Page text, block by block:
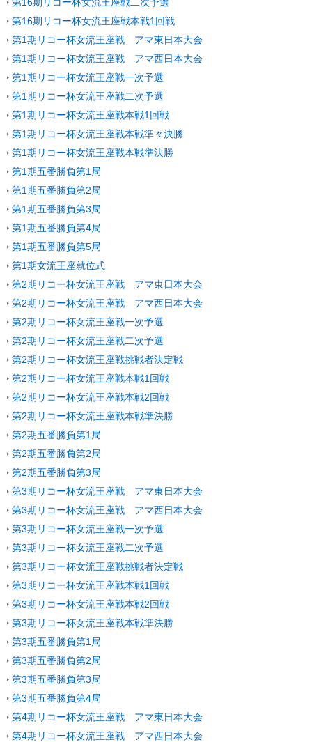
第16期リコー杯女流王座戦本戦1回戦
第1期リコー杯女流王座戦 アマ東日本大会
第1期リコー杯女流王座戦 アマ西日本大会
第1期リコー杯女流王座戦一次予選
第1期リコー杯女流王座戦二次予選
第1期リコー杯女流王座戦本戦1回戦
第1期リコー杯女流王座戦本戦準々決勝
第1期リコー杯女流王座戦本戦準決勝
第1期五番勝負第1局
第1期五番勝負第2局
第1期五番勝負第3局
第1期五番勝負第4局
第1期五番勝負第5局
第1期女流王座就位式
第2期リコー杯女流王座戦 アマ東日本大会
第2期リコー杯女流王座戦 アマ西日本大会
第2期リコー杯女流王座戦一次予選
第2期リコー杯女流王座戦二次予選
第2期リコー杯女流王座戦挑戦者決定戦
第2期リコー杯女流王座戦本戦1回戦
第2期リコー杯女流王座戦本戦2回戦
第2期リコー杯女流王座戦本戦準決勝
第2期五番勝負第1局
第2期五番勝負第2局
第2期五番勝負第3局
第3期リコー杯女流王座戦 アマ東日本大会
第3期リコー杯女流王座戦 アマ西日本大会
第3期リコー杯女流王座戦一次予選
第3期リコー杯女流王座戦二次予選
第3期リコー杯女流王座戦挑戦者決定戦
第3期リコー杯女流王座戦本戦1回戦
第3期リコー杯女流王座戦本戦2回戦
第3期リコー杯女流王座戦本戦準決勝
第3期五番勝負第1局
第3期五番勝負第2局
第3期五番勝負第3局
第3期五番勝負第4局
第4期リコー杯女流王座戦 アマ東日本大会
第4期リコー杯女流王座戦 アマ西日本大会